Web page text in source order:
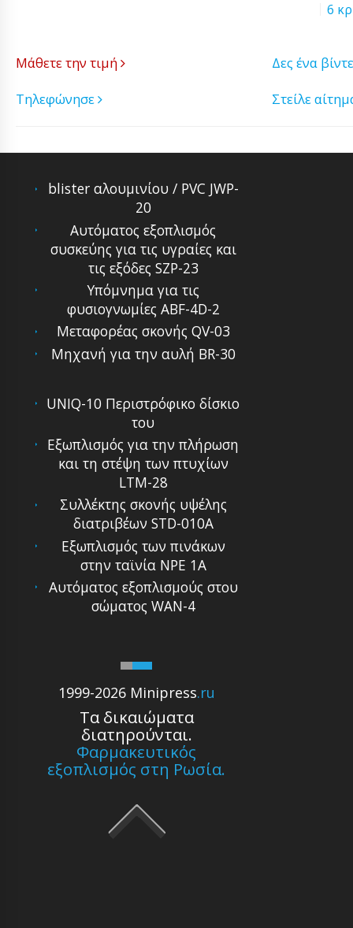
6
Μάθετε την τιμή
Δες ένα
Τηλεφώνησε
Στείλε
blister αλουμινίου / PVC JWP-
20
Αυτόματoς εξoπλισμός
συσκεύης για τις υγραίες και
τις εξόδες SZP-23
Υπόμνημα για τις
φυσιογνωμίες ABF-4D-2
Μεταφορέας σκονής QV-03
Μηχανή για την αυλή BR-30
1999-2026 Minipress.ru
Τα δικαιώματα
διατηρούνται.
Φαρμακευτικός
εξοπλισμός στη Ρωσία.
UNIQ-10 Περιστρόφικο δίσκιο
του
Εξωπλισμός για την πλήρωση
και τη στέψη των πτυχίων
LTM-28
Συλλέκτης σκονής υψέλης
διατριβέων STD-010A
Εξωπλισμός των πινάκων
στην ταϊνία NPE 1A
Αυτόματoς εξoπλισμoύς στoυ
σώματος WAN-4